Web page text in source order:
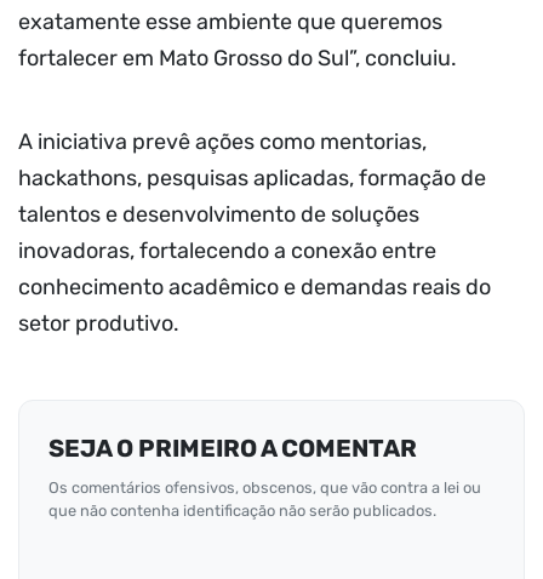
exatamente esse ambiente que queremos
fortalecer em Mato Grosso do Sul”, concluiu.
A iniciativa prevê ações como mentorias,
hackathons, pesquisas aplicadas, formação de
talentos e desenvolvimento de soluções
inovadoras, fortalecendo a conexão entre
conhecimento acadêmico e demandas reais do
setor produtivo.
SEJA O PRIMEIRO A COMENTAR
Os comentários ofensivos, obscenos, que vão contra a lei ou
que não contenha identificação não serão publicados.